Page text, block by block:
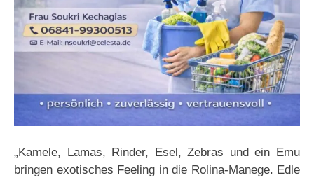
„Kamele, Lamas, Rinder, Esel, Zebras und ein Emu
bringen exotisches Feeling in die Rolina-Manege. Edle